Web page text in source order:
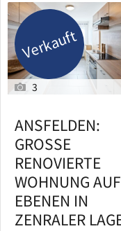
Verkauft
3
ANSFELDEN:
GROSSE
RENOVIERTE
WOHNUNG
EBENEN IN
ZENRALER